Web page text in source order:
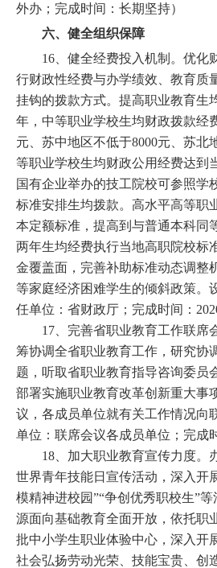
外办；完成时间：长期坚持）
六、健全组织保障
16、健全经费投入机制。优化
行财政性经费与办学绩效、教育质
挂钩的拨款方式。提高职业教育生
年，中等职业学校生均财政拨款经
元、苏中地区不低于8000元、苏北
等职业学校生均财政公用经费达到
国有企业举办的技工院校可参照学
标准安排生均拨款。高水平高等职
本定额标准，提高到与普通本科同
两年生均经费执行当地高职院校标
金覆盖面，完善补助标准动态调整
等家庭经济困难学生的倾斜政策。
任单位：省财政厅；完成时间：
17、完善省职业教育工作联席
筹协调全省职业教育工作，研究协
题，听取省职业教育指导咨询委员
部署实施职业教育改革创新重大事
议，各成员单位就有关工作情况向
单位：联席会议各成员单位；完成
18、加大职业教育宣传力度。
世界青年技能日宣传活动，深入开
模精神进校园”“争创优秀职校生”
源面向基础教育全面开放，依托职
批中小学生职业体验中心，深入开
社会弘扬劳动光荣、技能宝贵、创